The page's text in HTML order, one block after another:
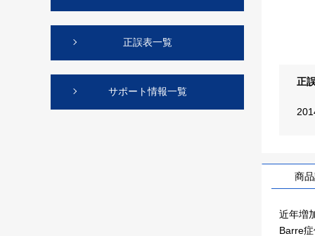
正
商
近年増
Barre
正誤表一覧
サポート情報一覧